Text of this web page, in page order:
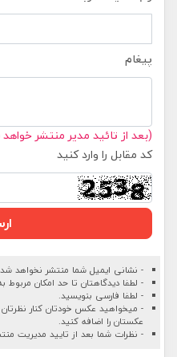
پیغام
(بعد از تائید مدیر منتشر
کد مقابل را وارد کنید
- نشانی ایمیل شما منتشر نخواهد
- لطفا دیدگاهتان تا حد امکان
- لطفا فارسی بنویسید.
- میخواهید عکس خودتان کنار
عکستان را اضافه کنید.
- نظرات شما بعد از تایید مدیریت